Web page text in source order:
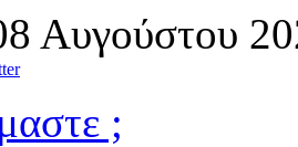
Αυγούστου
;